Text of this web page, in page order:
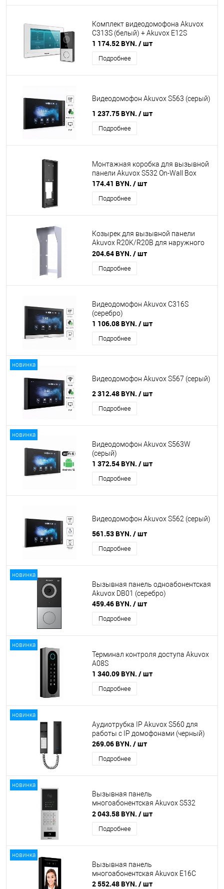
Комплект видеодомофона Akuvox
C313S (белый) + Akuvox E12S
1 174.52 BYN. / шт
Подробнее
Видеодомофон Akuvox S563 (серый)
1 237.75 BYN. / шт
Подробнее
Монтажная коробка для вызывной
панели Akuvox S532 On-Wall Box
174.41 BYN. / шт
Подробнее
Козырек для вызывной панели
Akuvox R20K/R20B для наружного
монтажа
204.64 BYN. / шт
Подробнее
Видеодомофон Akuvox C316S
(серебро)
1 106.08 BYN. / шт
Подробнее
новинка
Видеодомофон Akuvox S567 (серый)
2 312.48 BYN. / шт
Подробнее
новинка
Видеодомофон Akuvox S563W
(серый)
1 372.54 BYN. / шт
Подробнее
Видеодомофон Akuvox S562 (серый)
561.53 BYN. / шт
Подробнее
новинка
Вызывная панель одноабонентская
Akuvox DB01 (серебро)
459.46 BYN. / шт
Подробнее
новинка
Терминал контроля доступа Akuvox
A08S
1 340.09 BYN. / шт
Подробнее
новинка
Аудиотрубка IP Akuvox S560 для
работы с IP домофонами (черный)
269.06 BYN. / шт
Подробнее
новинка
Вызывная панель
многоабонентская Akuvox S532
(серебро)
2 043.58 BYN. / шт
Подробнее
новинка
Вызывная панель
многоабонентская Akuvox E16C
2 552.48 BYN. / шт